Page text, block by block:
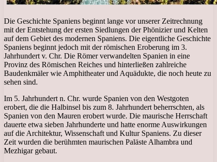
Die Geschichte Spaniens beginnt lange vor unserer Zeitrechnung
mit der Entstehung der ersten Siedlungen der Phönizier und Kelten
auf dem Gebiet des modernen Spaniens. Die eigentliche Geschichte
Spaniens beginnt jedoch mit der römischen Eroberung im 3.
Jahrhundert v. Chr. Die Römer verwandelten Spanien in eine
Provinz des Römischen Reiches und hinterließen zahlreiche
Baudenkmäler wie Amphitheater und Aquädukte, die noch heute zu
sehen sind.
Im 5. Jahrhundert n. Chr. wurde Spanien von den Westgoten
erobert, die die Halbinsel bis zum 8. Jahrhundert beherrschten, als
Spanien von den Mauren erobert wurde. Die maurische Herrschaft
dauerte etwa sieben Jahrhunderte und hatte enorme Auswirkungen
auf die Architektur, Wissenschaft und Kultur Spaniens. Zu dieser
Zeit wurden die berühmten maurischen Paläste Alhambra und
Mezhigar gebaut.